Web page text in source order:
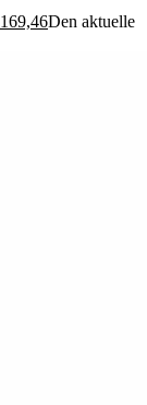
169,46Den aktuelle